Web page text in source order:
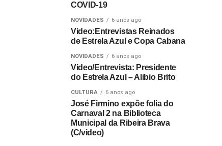
COVID-19
NOVIDADES 6 anos ago
Video:Entrevistas Reinados
de Estrela Azul e Copa Cabana
NOVIDADES 6 anos ago
Video/Entrevista: Presidente
do Estrela Azul – Alibio Brito
CULTURA 6 anos ago
José Firmino expõe folia do
Carnaval 2 na Biblioteca
Municipal da Ribeira Brava
(C/video)